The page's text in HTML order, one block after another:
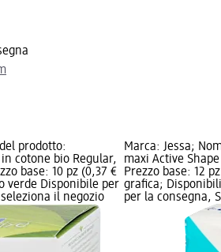
prodotto:
cotone bio Regular,
base: 10 pz (0,37 €
verde Disponibile per
il negozio
Marca: Jessa;
maxi Active
Prezzo base: 12
grafica;
per la consegna,